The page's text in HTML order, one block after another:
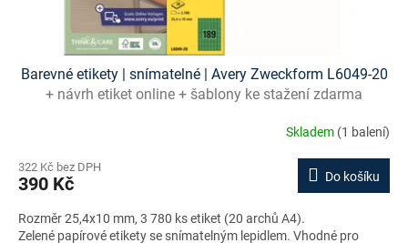
Barevné etikety | snímatelné | Avery Zweckform L6049-20
+ návrh etiket online + šablony ke stažení zdarma
Skladem (1 balení)
322 Kč bez DPH
390 Kč Do košíku
Rozměr 25,4x10 mm, 3 780 ks etiket (20 archů A4).
Zelené papírové etikety se snímatelným lepidlem. Vhodné pro